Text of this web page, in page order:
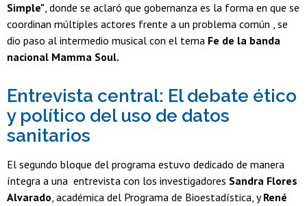
Simple", donde se aclaró que gobernanza es la forma en que se
coordinan múltiples actores frente a un problema común , se
dio paso al intermedio musical con el tema Fe de la banda
nacional Mamma Soul.
Entrevista central: El debate ético
y político del uso de datos
sanitarios
El segundo bloque del programa estuvo dedicado de manera
íntegra a una entrevista con los investigadores Sandra Flores
Alvarado, académica del Programa de Bioestadística, yRené